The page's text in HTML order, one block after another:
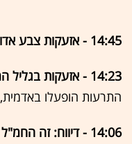
14:45 - אזעקות צבע אדום בשדרות וביישובים בעוטף עזה
14:23 - אזעקות בגליל המערבי
התרעות הופעלו
14:06 - דיווח: זה